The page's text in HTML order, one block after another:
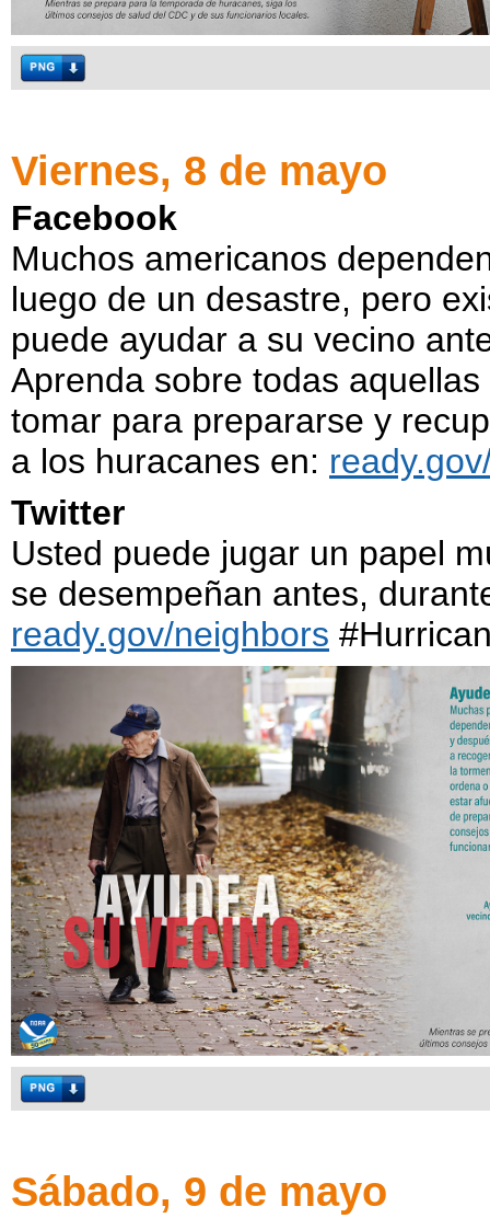
Viernes, 8 de mayo
Facebook
Muchos americanos
luego de un desastre, pero
puede ayudar a su vecino
Aprenda sobre todas
tomar para prepararse y
a los huracanes en:
Twitter
Usted puede jugar un papel
se desempeñan antes,
ready.gov/neighbors
Sábado, 9 de mayo